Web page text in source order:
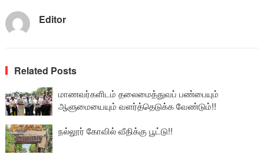
Editor
Related Posts
மாணவர்களிடம் தலைமைத்துவப் பண்பையும்
ஆளுமையையும் வளர்த்தெடுக்க வேண்டும்!!
நல்லூர் கோவில் வீதிக்கு பூட்டு!!